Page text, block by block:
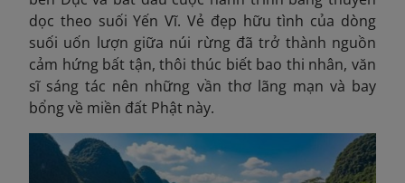
dọc theo suối Yến Vĩ. Vẻ đẹp hữu tình của dòng
suối uốn lượn giữa núi rừng đã trở thành nguồn
cảm hứng bất tận, thôi thúc biết bao thi nhân, văn
sĩ sáng tác nên những vần thơ lãng mạn và bay
bổng về miền đất Phật này.